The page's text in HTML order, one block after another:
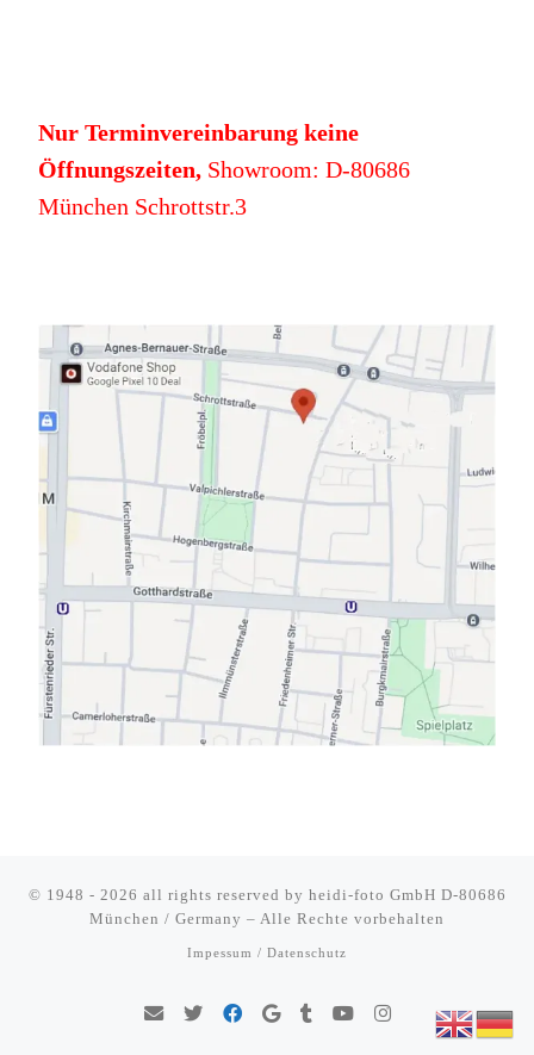
Nur Terminvereinbarung keine
Öffnungszeiten,Showroom: D-80686
München Schrottstr.3
© 1948 - 2026 all rights reserved by heidi-foto GmbH D-80686
München / Germany – Alle Rechte vorbehalten
Impessum / Datenschutz